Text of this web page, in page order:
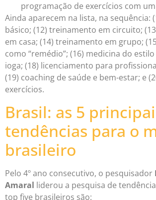
programação de exercícios com um
Ainda aparecem na lista, na sequência:
básico; (12) treinamento em circuito;
em casa; (14) treinamento em grupo;
como “remédio”; (16) medicina do estilo
ioga; (18) licenciamento para
(19) coaching de saúde e bem-estar; e
exercícios.
Brasil: as 5
tendências para o
brasileiro
Pelo 4º ano consecutivo, o pesquisador
Amaral liderou a pesquisa de
top five brasileiros são: